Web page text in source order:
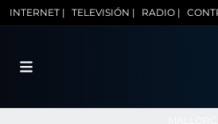
INTERNET | TELEVISIÓN | RADIO |